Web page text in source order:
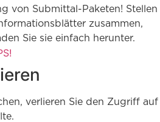
von Submittal-Paketen! Stellen
zusammen,
Sie sie einfach herunter.
verlieren Sie den Zugriff auf